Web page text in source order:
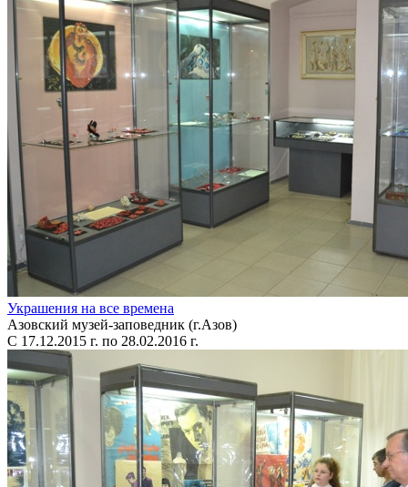
Украшения на все времена
Азовский музей-заповедник (г.Азов)
С 17.12.2015 г. по 28.02.2016 г.